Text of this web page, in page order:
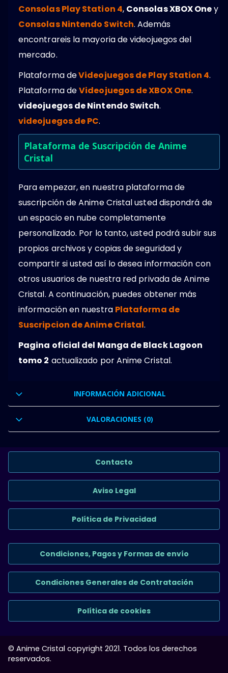
Consolas Play Station 4, Consolas XBOX Oney
Consolas Nintendo Switch. Además
encontrareis la mayoria de videojuegos del
mercado.
Plataforma deVideojuegos de Play Station 4.
Plataforma deVideojuegos de XBOX One.
videojuegos de Nintendo Switch.
videojuegos de PC.
Plataforma de Suscripción de Anime
Cristal
Para empezar, en nuestra plataforma de
suscripción de Anime Cristal usted dispondrá de
un espacio en nube completamente
personalizado. Por lo tanto, usted podrá subir sus
propios archivos y copias de seguridad y
compartir si usted así lo desea información con
otros usuarios de nuestra red privada de Anime
Cristal. A continuación, puedes obtener más
información en nuestra Plataforma de
Suscripcion de Anime Cristal.
Pagina oficial del Manga de Black Lagoon
tomo 2 actualizado por Anime Cristal.
INFORMACIÓN ADICIONAL
VALORACIONES (0)
Contacto
Aviso Legal
Política de Privacidad
Condiciones, Pagos y Formas de envío
Condiciones Generales de Contratación
Política de cookies
© Anime Cristal copyright 2021. Todos los derechos
reservados.